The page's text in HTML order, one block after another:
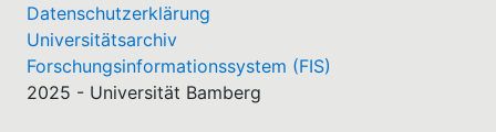
Datenschutzerklärung
Universitätsarchiv
Forschungsinformationssystem (FIS)
2025 - Universität Bamberg